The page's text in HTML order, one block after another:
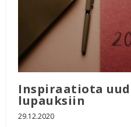
Inspiraatiota
lupauksiin
29.12.2020